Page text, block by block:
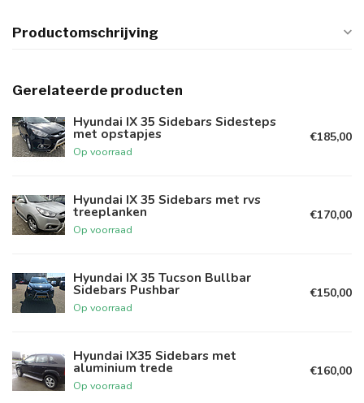
Productomschrijving
Gerelateerde producten
Hyundai IX 35 Sidebars Sidesteps
met opstapjes
Op voorraad
€185,00
Hyundai IX 35 Sidebars met rvs
treeplanken
Op voorraad
€170,00
Hyundai IX 35 Tucson Bullbar
Sidebars Pushbar
Op voorraad
€150,00
Hyundai IX35 Sidebars met
aluminium trede
Op voorraad
€160,00